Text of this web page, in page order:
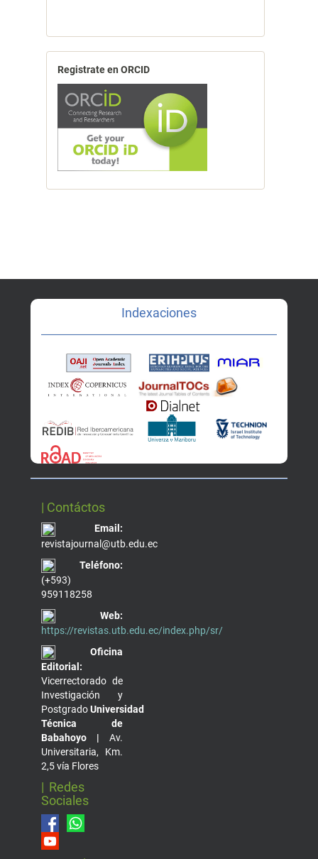
Registrate en ORCID
Indexaciones
| Contáctos
Email:
revistajournal@utb.edu.ec
Teléfono:
(+593)
959118258
Web:
https://revistas.utb.edu.ec/index.php/sr/
Oficina
Editorial:
Vicerrectorado de
Investigación y
PostgradoUniversidad
Técnica de
Babahoyo | Av.
Universitaria, Km.
2,5 vía Flores
| Redes
Sociales